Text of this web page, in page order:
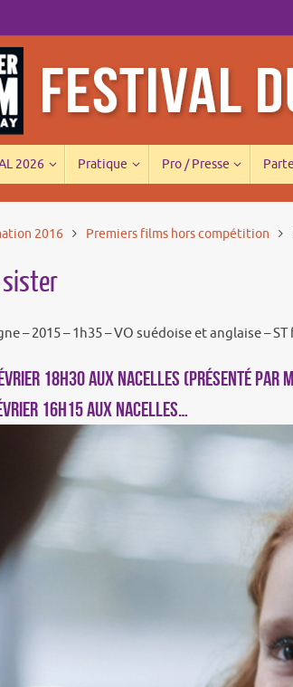
2026 Pratique Pro / Presse
2016 Premiers films hors compétition
– 2015 – 1h35 – VO suédoise et anglaise –
FÉVRIER 18h30 aux Nacelles (présenté
16h15 aux Nacelles…